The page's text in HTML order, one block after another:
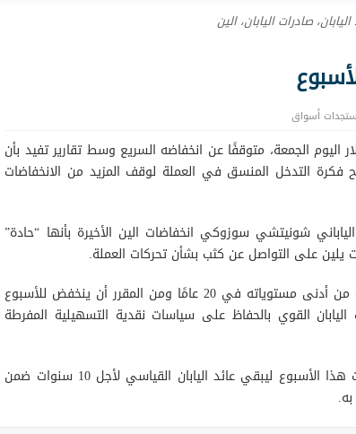
صادرات اليابان، الين
أسواق
بالقرب من 128 مقابل الدولار اليوم الجمعة، متوقفًا عن انخفاضه السريع وسط تقارير تفيد بأن
فكرة التدخل المنسق في العملة لوقف المزيد من الانخفاضات
شونيتشي سوزوكي انخفاضات الين الأخيرة بأنها “حادة”
يلين على التواصل عن كثب بشأن تحركات العملة.
وفي الوقت نفسه، لا يزال الين يتداول بالقرب من أدنى مستوياته في 20 عامًا ومن المقرر أن ينخفض ​​للأسبوع
القوي بالحفاظ على سياسات نقدية التسهيلية المفرطة
الجدير بالذكر لقد عزز بنك اليابان شراء السندات هذا الأسبوع ليبقي عائد اليابان القياسي لأجل 10 سنوات ضمن